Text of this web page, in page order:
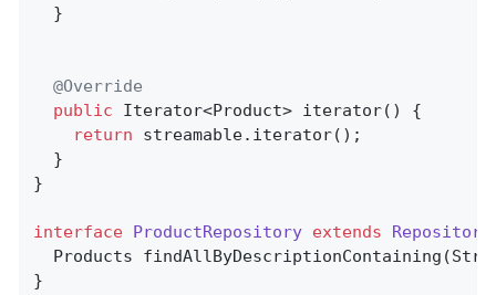
  }
@Override
public Iterator<Product> iterator()
return streamable.iterator();
  }
}
interface ProductRepository extends Repository
Products findAllByDescriptionContaining
}